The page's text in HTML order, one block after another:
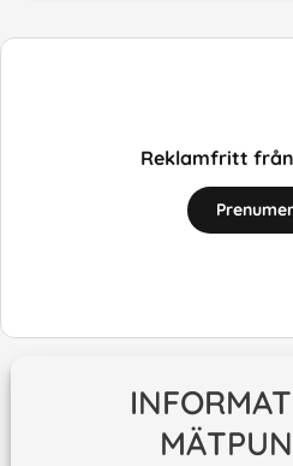
Reklamfritt